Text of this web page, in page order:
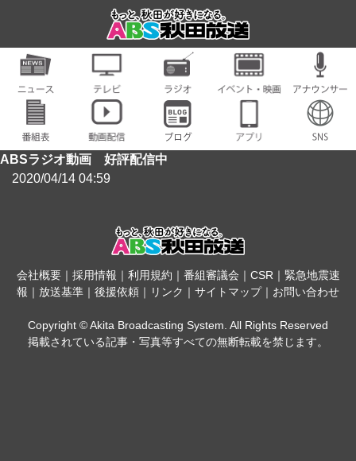
ABSラジオ動画 好評配信中
2020/04/14 04:59
会社概要｜ 採用情報 ｜ 利用規約 ｜ 番組審議会 ｜ CSR｜ 緊急地震速
報 ｜ 放送基準 ｜ 後援依頼 ｜ リンク ｜ サイトマップ｜ お問い合わせ
Copyright © Akita Broadcasting System. All Rights Reserved
掲載されている記事・写真等すべての無断転載を禁じます。